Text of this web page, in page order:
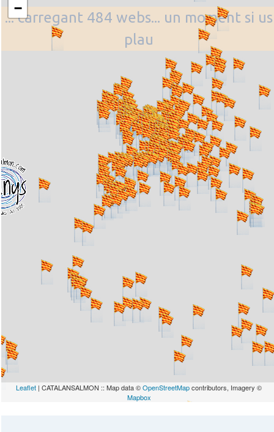
... carregant 484 webs... un moment si us
plau
−
Leaflet | CATALANSALMON :: Map data ©OpenStreetMapcontributors, Imagery ©
Mapbox